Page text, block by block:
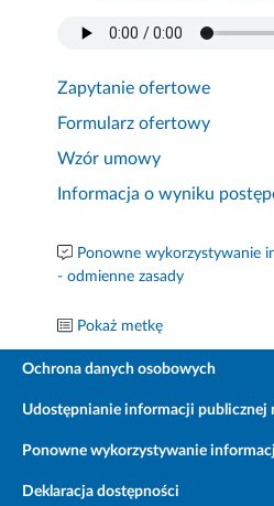
Zapytanie ofertowe
Formularz ofertowy
Wzór umowy
Informacja o wyniku
Ponowne wykorzystywanie
- odmienne zasady
Pokaż metkę
Ochrona danych osobowych
Udostępnianie informacji publicznej
Ponowne wykorzystywanie
Deklaracja dostępności